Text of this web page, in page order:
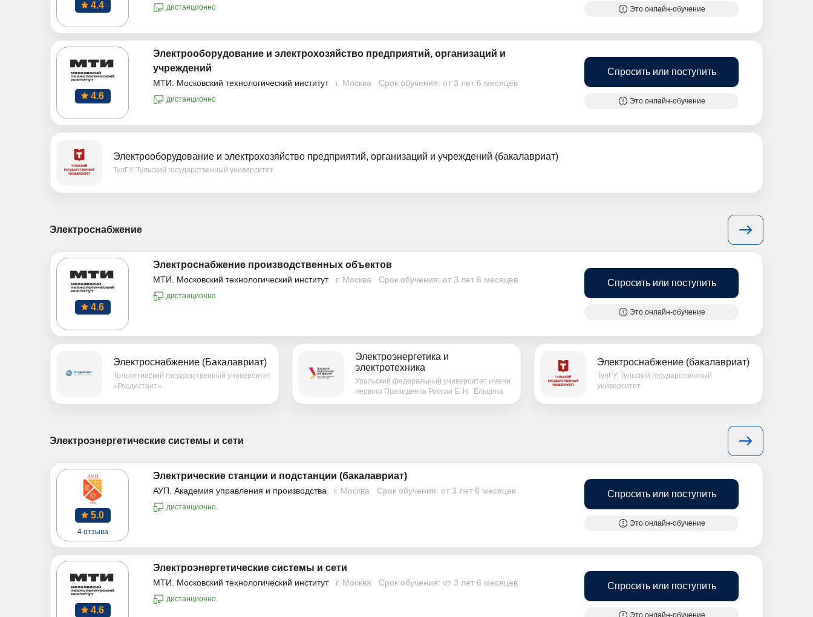
4.4 дистанционно Это онлайн-обучение
4.6
Электрооборудование и электрохозяйство предприятий, организаций и
учреждений
МТИ. Московский технологический институт г. Москва Срок обучения: от 3 лет 6 месяцев
дистанционно
Спросить или поступить
Это онлайн-обучение
Электрооборудование и электрохозяйство предприятий, организаций и учреждений (бакалавриат)
ТулГУ. Тульский государственный университет
Электроснабжение
4.6
Электроснабжение производственных объектов
МТИ. Московский технологический институт г. Москва Срок обучения: от 3 лет 6 месяцев
дистанционно
Спросить или поступить
Это онлайн-обучение
Электроснабжение (Бакалавриат)
Тольяттинский государственный университет
«Росдистант»
Электроэнергетика и
электротехника
Уральский федеральный университет имени
первого Президента России Б. Н. Ельцина
Электроснабжение (бакалавриат)
ТулГУ. Тульский государственный
университет
Электроэнергетические системы и сети
5.0
4 отзыва
Электрические станции и подстанции (бакалавриат)
АУП. Академия управления и производства г. Москва Срок обучения: от 3 лет 6 месяцев
дистанционно
Спросить или поступить
Это онлайн-обучение
4.6
Электроэнергетические системы и сети
МТИ. Московский технологический институт г. Москва Срок обучения: от 3 лет 6 месяцев
дистанционно
Спросить или поступить